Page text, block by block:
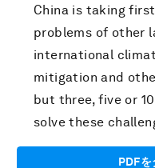
China is taking
problems of other
international
mitigation and
but three, five or
solve these
PDF